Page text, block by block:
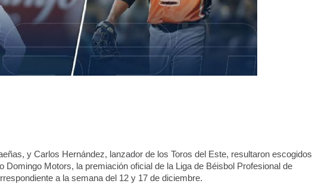
y Carlos Hernández, lanzador de los Toros del Este, resultaron escogidos
Domingo Motors, la premiación oficial de la Liga de Béisbol Profesional de
a la semana del 12 y 17 de diciembre.